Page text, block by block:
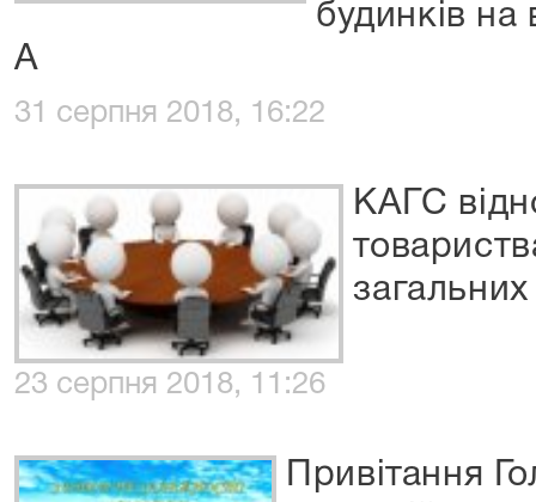
будинків на
А
31 серпня 2018, 16:22
КАГС
23 серпня 2018, 11:26
Привітання